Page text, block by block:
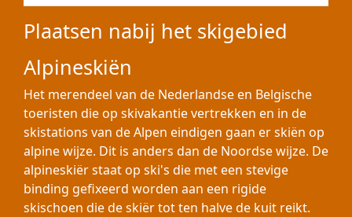
Plaatsen nabij het skigebied
Alpineskiën
Het merendeel van de Nederlandse en Belgische
toeristen die op skivakantie vertrekken en in de
skistations van de Alpen eindigen gaan er skiën op
alpine wijze. Dit is anders dan de Noordse wijze. De
alpineskiër staat op ski's die met een stevige
binding gefixeerd worden aan een rigide
skischoen die de skiër tot ten halve de kuit reikt.